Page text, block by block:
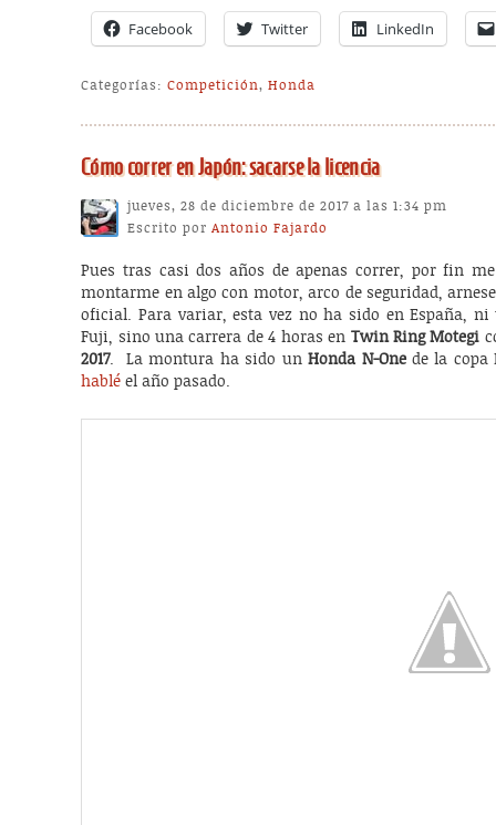
Facebook Twitter LinkedIn
Categorías: Competición,Honda
Cómo correr en Japón: sacarse la licencia
jueves, 28 de diciembre de 2017 a las 1:34 pm
Escrito porAntonio Fajardo
Pues tras casi dos años de apenas correr, por fin
montarme en algo con motor, arco de seguridad,
oficial. Para variar, esta vez no ha sido en España,
Fuji, sino una carrera de 4 horas en Twin Ring Motegi
2017. La montura ha sido unHonda N-Onede la copa
hablé el año pasado.